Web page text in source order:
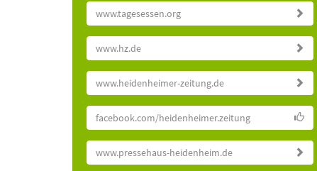
www.tagesessen.org
www.hz.de
www.heidenheimer-zeitung.de
facebook.com/heidenheimer.zeitung
www.pressehaus-heidenheim.de